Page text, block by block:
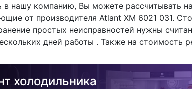
в нашу компанию, Вы можете рассчитывать
от производителя Atlant XM 6021 031.
простых неисправностей нужны
дней работы . Также на стоимость
холодильника